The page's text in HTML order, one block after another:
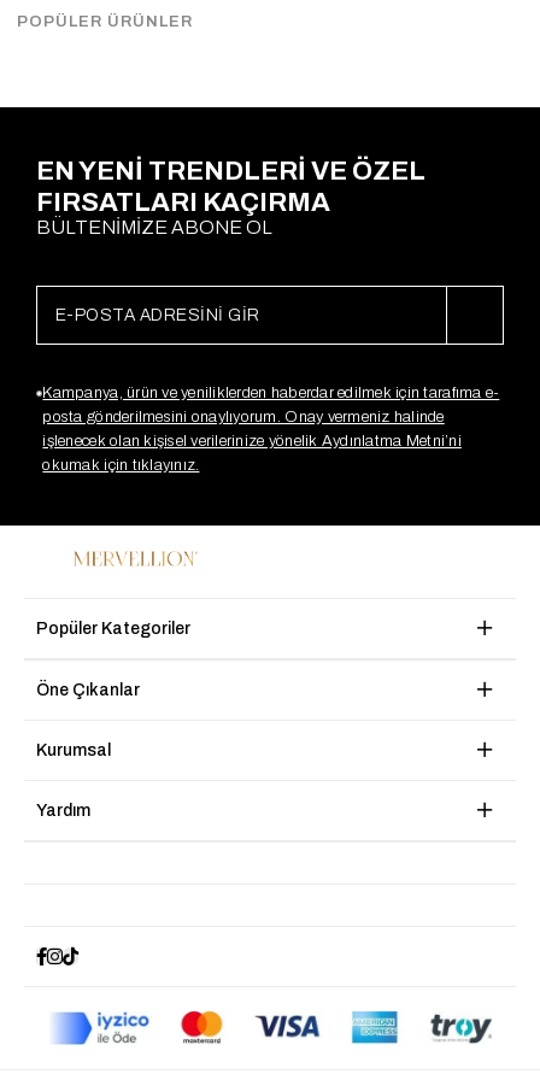
EN YENİ TRENDLERİ VE ÖZEL
FIRSATLARI KAÇIRMA
BÜLTENİMİZE ABONE OL
Kampanya, ürün ve yeniliklerden haberdar edilmek için tarafıma e-
posta gönderilmesini onaylıyorum. Onay vermeniz halinde
işlenecek olan kişisel verilerinize yönelik Aydınlatma Metni’ni
okumak için tıklayınız.
Popüler Kategoriler
Öne Çıkanlar
Kurumsal
Yardım
POPÜLER ÜRÜNLER